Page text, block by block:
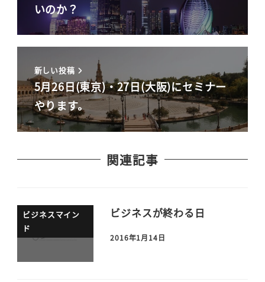
いのか？
新しい投稿
5月26日(東京)・27日(大阪)にセミナー
やります。
関連記事
ビジネスマイン
ド
ビジネスが終わる日
2016年1月14日